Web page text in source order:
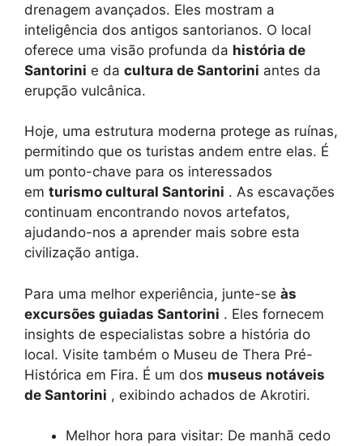
drenagem avançados. Eles mostram a
inteligência dos antigos santorianos. O local
oferece uma visão profunda da história de
Santorini e da cultura de Santorini antes da
erupção vulcânica.
Hoje, uma estrutura moderna protege as ruínas,
permitindo que os turistas andem entre elas. É
um ponto-chave para os interessados ​​
em turismo cultural Santorini . As escavações
continuam encontrando novos artefatos,
ajudando-nos a aprender mais sobre esta
civilização antiga.
Para uma melhor experiência, junte-se às
excursões guiadas Santorini . Eles fornecem
insights de especialistas sobre a história do
local. Visite também o Museu de Thera Pré-
Histórica em Fira. É um dos museus notáveis ​​
de Santorini , exibindo achados de Akrotiri.
Melhor hora para visitar: De manhã cedo